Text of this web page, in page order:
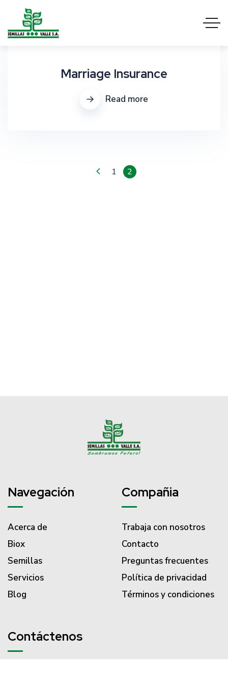
Marriage Insurance
Read more
1 2
Navegación
Acerca de
Biox
Semillas
Servicios
Blog
Compañia
Trabaja con nosotros
Contacto
Preguntas frecuentes
Política de privacidad
Términos y condiciones
Contáctenos